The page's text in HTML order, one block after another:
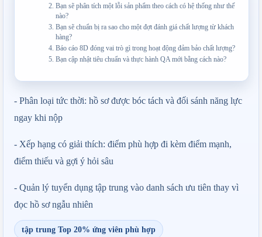
Bạn sẽ phân tích một lỗi sản phẩm theo cách có hệ thống như thế
nào?
Bạn sẽ chuẩn bị ra sao cho một đợt đánh giá chất lượng từ khách
hàng?
Báo cáo 8D đóng vai trò gì trong hoạt động đảm bảo chất lượng?
Bạn cập nhật tiêu chuẩn và thực hành QA mới bằng cách nào?
- Phân loại tức thời: hồ sơ được bóc tách và đối sánh năng lực
ngay khi nộp
- Xếp hạng có giải thích: điểm phù hợp đi kèm điểm mạnh,
điểm thiếu và gợi ý hỏi sâu
- Quản lý tuyển dụng tập trung vào danh sách ưu tiên thay vì
đọc hồ sơ ngẫu nhiên
tập trung Top 20% ứng viên phù hợp